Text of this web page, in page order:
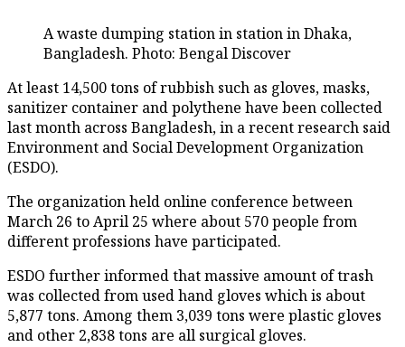
A waste dumping station in station in Dhaka,
Bangladesh. Photo: Bengal Discover
At least 14,500 tons of rubbish such as gloves, masks,
sanitizer container and polythene have been collected
last month across Bangladesh, in a recent research said
Environment and Social Development Organization
(ESDO).
The organization held online conference between
March 26 to April 25 where about 570 people from
different professions have participated.
ESDO further informed that massive amount of trash
was collected from used hand gloves which is about
5,877 tons. Among them 3,039 tons were plastic gloves
and other 2,838 tons are all surgical gloves.